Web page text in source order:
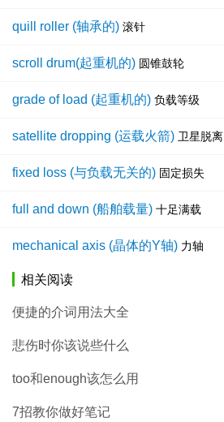
quill roller (轴承的) 滚针
scroll drum(起重机的) 圆锥鼓轮
grade of load (起重机的) 负载等级
satellite dropping (运载火箭) 卫星脱离
fixed loss (与负载无关的) 固定损失
full and down (船舶载量) 十足满载
mechanical axis (晶体的Y轴) 力轴
相关阅读
便捷的介词用法大全
悲伤时你该说些什么
too和enough该怎么用
7招教你做好笔记